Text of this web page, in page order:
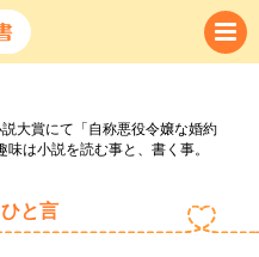
大賞にて「自称悪役令嬢な婚約
は小説を読む事と、書く事。
と言